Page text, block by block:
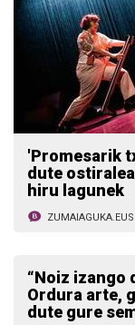
'Promesarik
dute
hiru lagunek
ZUMAIAGUKA.EUS
“Noiz izango
Ordura arte,
dute gure